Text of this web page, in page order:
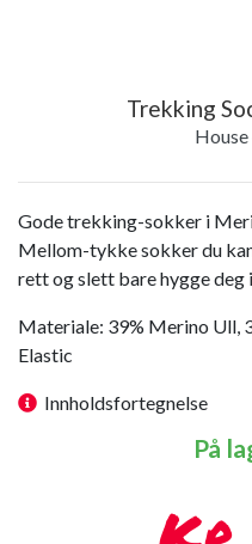
Trekking
Gode trekking-sokker i
Mellom-tykke sokker du
rett og slett bare hygge deg
Materiale: 39% Merino Ull,
Elastic
Innholdsfortegnelse
På